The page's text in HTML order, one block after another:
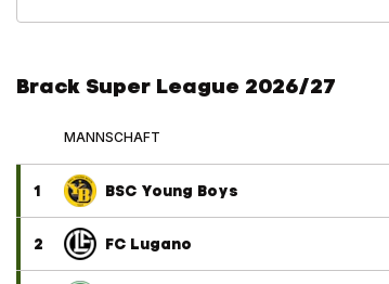
Brack Super League 2026/27
MANNSCHAFT
1 BSC Young Boys
2 FC Lugano